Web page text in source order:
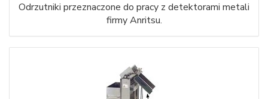
Odrzutniki przeznaczone do pracy z detektorami metali
firmy Anritsu.